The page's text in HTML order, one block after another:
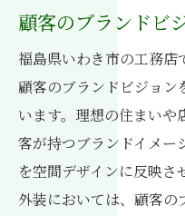
顧客のブランドビ
福島県いわき市の工務店
顧客のブランドビジョン
います。理想の住まい
客が持つブランドイメー
を空間デザインに反映さ
外装においては、顧客